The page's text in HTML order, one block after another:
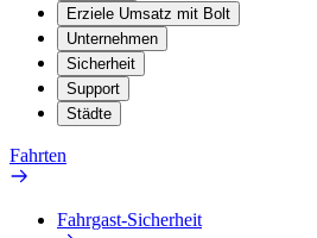
Erziele Umsatz mit Bolt
Unternehmen
Sicherheit
Support
Städte
Fahrten
Fahrgast-Sicherheit